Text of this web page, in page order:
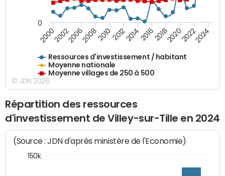
Ressources d'investissement / habitant
Moyenne nationale
Moyenne villages de 250 à 500
200020022006200820102012201420162018202020222024
0
© JDN 2026
Répartition des ressources
d'investissement de Villey-sur-Tille en 2024
(Source : JDN d'après ministère de l'Economie)
150k